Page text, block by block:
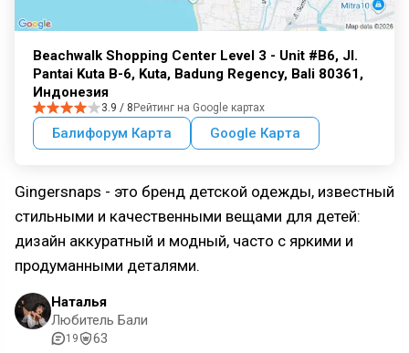
Beachwalk Shopping Center Level 3 - Unit #B6, Jl.
Pantai Kuta B-6, Kuta, Badung Regency, Bali 80361,
Индонезия
3.9 / 8 Рейтинг на Google картах
Балифорум Карта Google Карта
Gingersnaps - это бренд детской одежды, известный
стильными и качественными вещами для детей:
дизайн аккуратный и модный, часто с яркими и
продуманными деталями.
Наталья
Любитель Бали
19 63